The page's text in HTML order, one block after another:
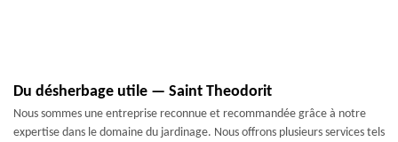
Du désherbage utile — Saint Theodorit
Nous sommes une entreprise reconnue et recommandée grâce à notre
expertise dans le domaine du jardinage. Nous offrons plusieurs services tels